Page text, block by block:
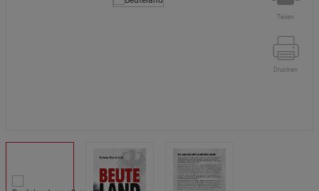
Teilen
Drucken